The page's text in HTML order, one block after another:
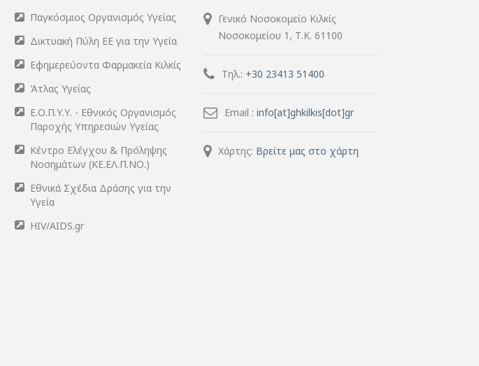
Παγκόσμιος Οργανισμός Υγείας
Δικτυακή Πύλη ΕΕ για την Υγεία
Εφημερεύοντα Φαρμακεία Κιλκίς
Άτλας Υγείας
Ε.Ο.Π.Υ.Υ. - Εθνικός Οργανισμός
Παροχής Υπηρεσιών Υγείας
Κέντρο Ελέγχου & Πρόληψης
Νοσημάτων (ΚΕ.ΕΛ.Π.ΝΟ.)
Εθνικά Σχέδια Δράσης για την
Υγεία
HIV/AIDS.gr
Γενικό Νοσοκομείο Κιλκίς
Νοσοκομείου 1, Τ.Κ. 61100
Τηλ.: +30 23413 51400
Email : info[at]ghkilkis[dot]gr
Χάρτης: Βρείτε μας στο χάρτη